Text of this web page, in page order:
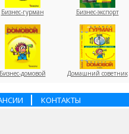
Бизнес-гурман Бизнес-экспорт
Бизнес-домовой Домашний советник
КОНТАКТЫ